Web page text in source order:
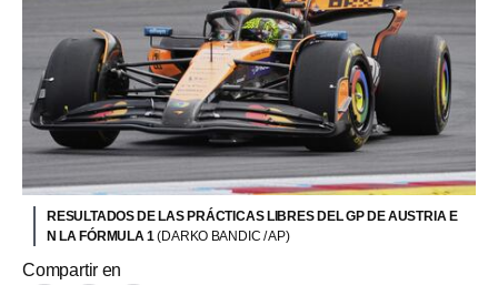
RESULTADOS DE LAS PRÁCTICAS LIBRES DEL GP DE AUSTRIA E
N LA FÓRMULA 1(DARKO BANDIC / AP)
Compartir en